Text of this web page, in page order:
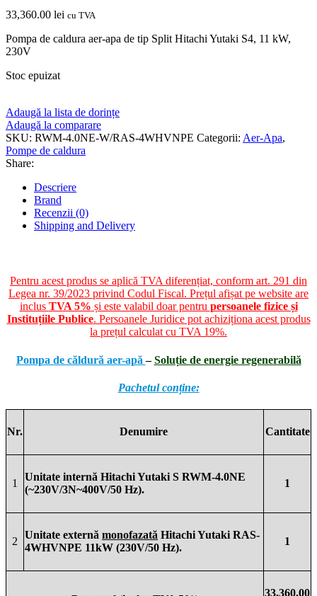
33,360.00 lei cu TVA
Pompa de caldura aer-apa de tip Split Hitachi Yutaki S4, 11 kW,
230V
Stoc epuizat
Adaugă la lista de dorințe
Adaugă la comparare
SKU: RWM-4.0NE-W/RAS-4WHVNPE Categorii: Aer-Apa,
Pompe de caldura
Share:
Descriere
Brand
Recenzii (0)
Shipping and Delivery
Pentru acest produs se aplică TVA diferențiat, conform art. 291 din
Legea nr. 39/2023 privind Codul Fiscal. Prețul afișat pe website are
inclus TVA 5% și este valabil doar pentru persoanele fizice și
Instituțiile Publice. Persoanele Juridice pot achiziționa acest produs
la prețul calculat cu TVA 19%.
Pompa de căldură aer-apă–Soluție de energie regenerabilă
Pachetul conține:
Nr. Denumire Cantitate
1
Unitate internă Hitachi Yutaki S RWM-4.0NE
(~230V/3N~400V/50 Hz).
1
2
Unitate externă monofazată Hitachi Yutaki RAS-
4WHVNPE 11kW (230V/50 Hz).
1
33,360.00